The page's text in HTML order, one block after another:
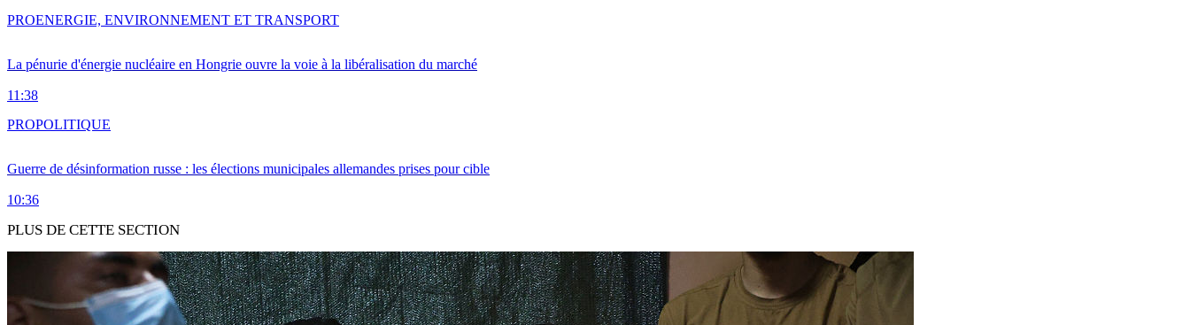
La pénurie d'énergie nucléaire en Hongrie ouvre la voie à la libéralisation du marché
11:38
PROENERGIE, ENVIRONNEMENT ET TRANSPORT
Guerre de désinformation russe : les élections municipales allemandes prises pour cible
10:36
PROPOLITIQUE
PLUS DE CETTE SECTION